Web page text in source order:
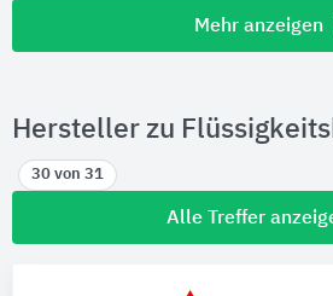
Mehr anzeigen
Hersteller zu
30 von 31
Alle Treffer